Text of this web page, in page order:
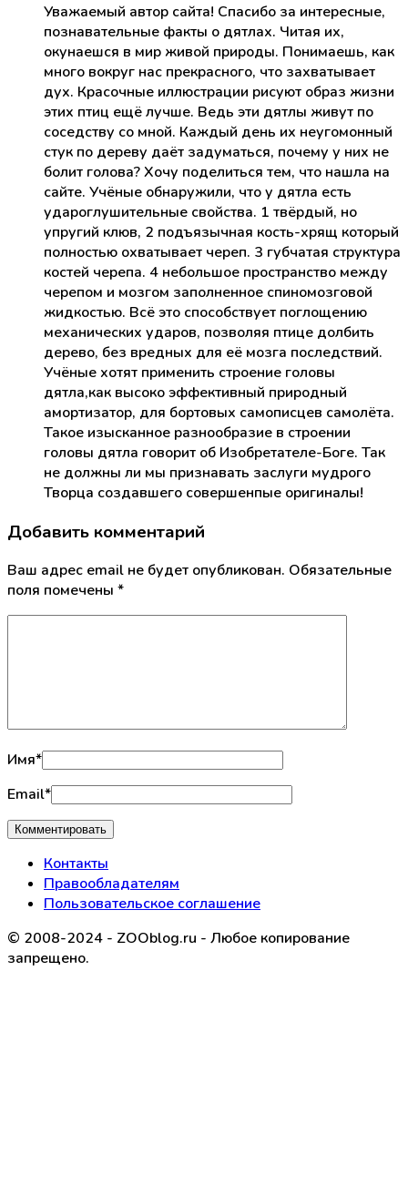
Уважаемый автор сайта! Спасибо за интересные,
познавательные факты о дятлах. Читая их,
окунаешся в мир живой природы. Понимаешь, как
много вокруг нас прекрасного, что захватывает
дух. Красочные иллюстрации рисуют образ жизни
этих птиц ещё лучше. Ведь эти дятлы живут по
соседству со мной. Каждый день их неугомонный
стук по дереву даёт задуматься, почему у них не
болит голова? Хочу поделиться тем, что нашла на
сайте. Учёные обнаружили, что у дятла есть
удароглушительные свойства. 1 твёрдый, но
упругий клюв, 2 подъязычная кость-хрящ который
полностью охватывает череп. 3 губчатая структура
костей черепа. 4 небольшое пространство между
черепом и мозгом заполненное спиномозговой
жидкостью. Всё это способствует поглощению
механических ударов, позволяя птице долбить
дерево, без вредных для её мозга последствий.
Учёные хотят применить строение головы
дятла,как высоко эффективный природный
амортизатор, для бортовых самописцев самолёта.
Такое изысканное разнообразие в строении
головы дятла говорит об Изобретателе-Боге. Так
не должны ли мы признавать заслуги мудрого
Творца создавшего совершенпые оригиналы!
Добавить комментарий
Ваш адрес email не будет опубликован. Обязательные
поля помечены *
Имя*
Email*
Контакты
Правообладателям
Пользовательское соглашение
© 2008-2024 - ZOOblog.ru - Любое копирование
запрещено.